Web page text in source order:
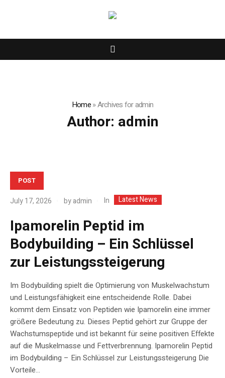
Home»Archives for admin
Author: admin
POST
July 17, 2026 byadmin In Latest News
Ipamorelin Peptid im
Bodybuilding – Ein Schlüssel
zur Leistungssteigerung
Im Bodybuilding spielt die Optimierung von Muskelwachstum
und Leistungsfähigkeit eine entscheidende Rolle. Dabei
kommt dem Einsatz von Peptiden wie Ipamorelin eine immer
größere Bedeutung zu. Dieses Peptid gehört zur Gruppe der
Wachstumspeptide und ist bekannt für seine positiven Effekte
auf die Muskelmasse und Fettverbrennung. Ipamorelin Peptid
im Bodybuilding – Ein Schlüssel zur Leistungssteigerung Die
Vorteile...